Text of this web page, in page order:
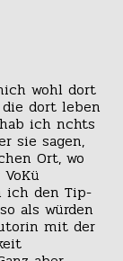
wohl dort
dort leben
ich nchts
sie sagen,
Ort, wo
ich den Tip-
als würden
mit der